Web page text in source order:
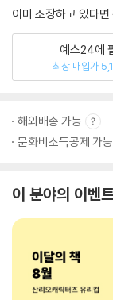
이미 소장하고 있다
예스24에
최상 매입가
해외배송 가능
문화비소득공제 가능
이 분야의 이벤